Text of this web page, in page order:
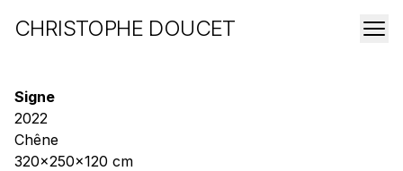
CHRISTOPHE DOUCET
Signe
2022
Chêne
320x250x120 cm